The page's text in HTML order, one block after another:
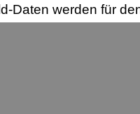
Daten werden für